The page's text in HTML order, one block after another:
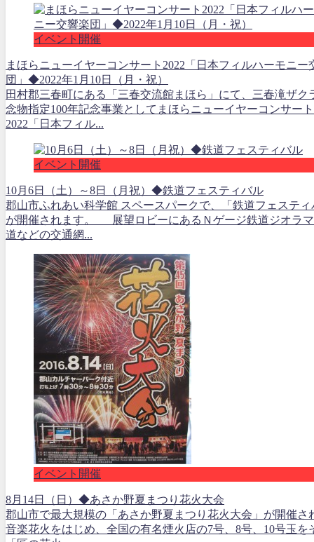
イベント開催
まほらニューイヤーコンサート2022「日本フィルハーモニー
団」◆2022年1月10日（月・祝）
田村郡三春町にある「三春交流館まほら」にて、三春滝ザク
念物指定100年記念事業としてまほらニューイヤーコンサート
2022「日本フィル...
イベント開催
10月6日（土）～8日（月祝）◆鉄道フェスティバル
郡山市ふれあい科学館 スペースパークで、「鉄道フェスティ
が開催されます。 展望ロビーにあるＮゲージ鉄道ジオラ
道などの交通網...
イベント開催
8月14日（日）◆あさか野夏まつり花火大会
郡山市で最大規模の「あさか野夏まつり花火大会」が開催さ
音楽花火をはじめ、全国の有名煙火店の7号、8号、10号玉を